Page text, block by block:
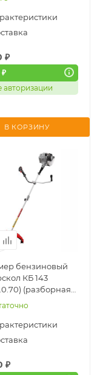
₽
₽
авторизации
В КОРЗИНУ
бензиновый
КБ 143
(разборная
₽